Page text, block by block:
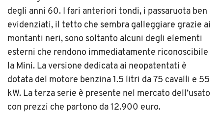
degli anni 60. I fari anteriori tondi, i passaruota ben
evidenziati, il tetto che sembra galleggiare grazie ai
montanti neri, sono soltanto alcuni degli elementi
esterni che rendono immediatamente riconoscibile
la Mini. La versione dedicata ai neopatentati è
dotata del motore benzina 1.5 litri da 75 cavalli e 55
kW. La terza serie è presente nel mercato dell’usato
con prezzi che partono da 12.900 euro.